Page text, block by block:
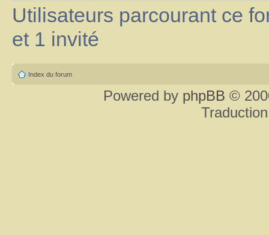
Utilisateurs parcourant ce
et 1 invité
Index du forum
Powered by phpBB ©